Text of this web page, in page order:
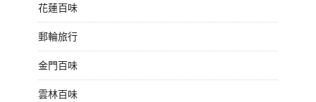
花蓮百味
郵輪旅行
金門百味
雲林百味